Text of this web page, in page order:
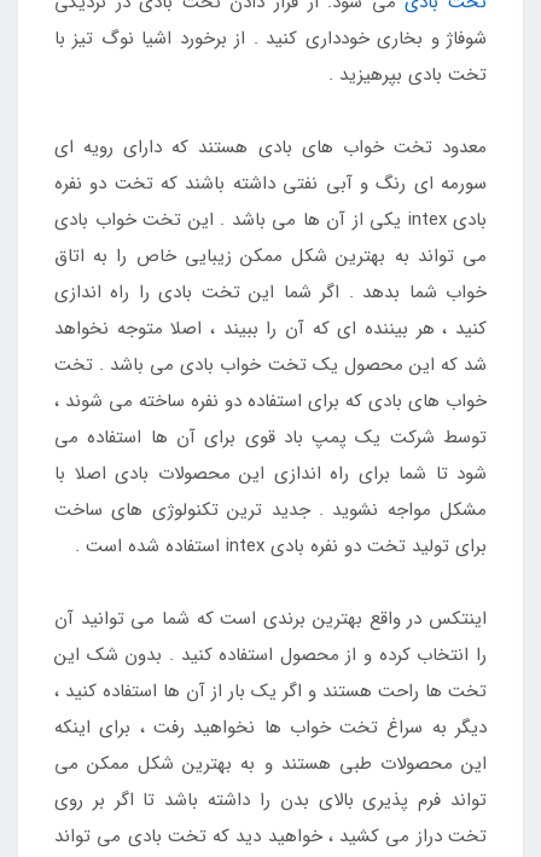
شوفاژ و بخاری خودداری کنید . از برخورد اشیا نوگ تیز با
تخت بادی بپرهیزید .
معدود تخت خواب های بادی هستند که دارای رویه ای
سورمه ای رنگ و آبی نفتی داشته باشند که تخت دو نفره
بادی intex یکی از آن ها می باشد . این تخت خواب بادی
می تواند به بهترین شکل ممکن زیبایی خاص را به اتاق
خواب شما بدهد . اگر شما این تخت بادی را راه اندازی
کنید ، هر بیننده ای که آن را ببیند ، اصلا متوجه نخواهد
شد که این محصول یک تخت خواب بادی می باشد . تخت
خواب های بادی که برای استفاده دو نفره ساخته می شوند ،
توسط شرکت یک پمپ باد قوی برای آن ها استفاده می
شود تا شما برای راه اندازی این محصولات بادی اصلا با
مشکل مواجه نشوید . جدید ترین تکنولوژی های ساخت
برای تولید تخت دو نفره بادی intex استفاده شده است .
اینتکس در واقع بهترین برندی است که شما می توانید آن
را انتخاب کرده و از محصول استفاده کنید . بدون شک این
تخت ها راحت هستند و اگر یک بار از آن ها استفاده کنید ،
دیگر به سراغ تخت خواب ها نخواهید رفت ، برای اینکه
این محصولات طبی هستند و به بهترین شکل ممکن می
تواند فرم پذیری بالای بدن را داشته باشد تا اگر بر روی
تخت دراز می کشید ، خواهید دید که تخت بادی می تواند